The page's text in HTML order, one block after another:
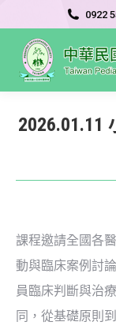
0922
2026.01.11
課程邀請全國各
動與臨床案例討
員臨床判斷與治
同，從基礎原則